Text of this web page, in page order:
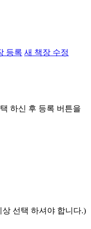
등록 새 책장 수정
하신 후 등록 버튼을
선택 하셔야 합니다.)